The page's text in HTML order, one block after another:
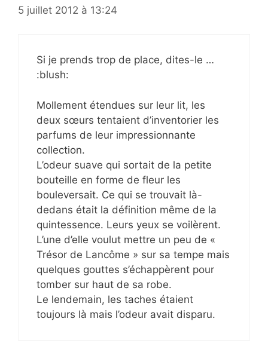
5 juillet 2012 à 13:24
Si je prends trop de place, dites-le …
:blush:
Mollement étendues sur leur lit, les
deux sœurs tentaient d’inventorier les
parfums de leur impressionnante
collection.
L’odeur suave qui sortait de la petite
bouteille en forme de fleur les
bouleversait. Ce qui se trouvait là-
dedans était la définition même de la
quintessence. Leurs yeux se voilèrent.
L’une d’elle voulut mettre un peu de «
Trésor de Lancôme » sur sa tempe mais
quelques gouttes s’échappèrent pour
tomber sur haut de sa robe.
Le lendemain, les taches étaient
toujours là mais l’odeur avait disparu.